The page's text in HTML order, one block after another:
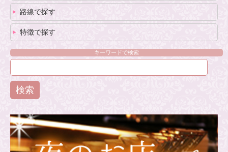
路線で探す
特徴で探す
キーワードで検索